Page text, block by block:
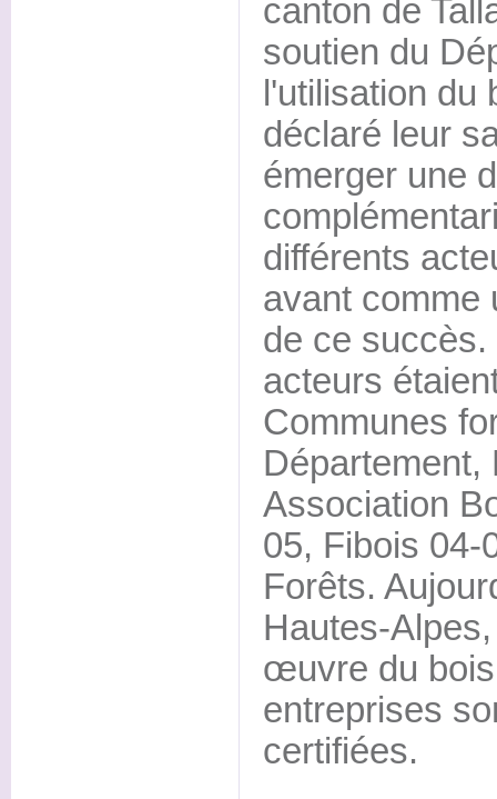
canton de
soutien du
l'utilisation du
déclaré leur
émerger une
différents
avant comme
de ce
acteurs
Communes
Département,
Association
05, Fibois 04-
Forêts.
Hautes-
œuvre du
entreprises
certifiées.